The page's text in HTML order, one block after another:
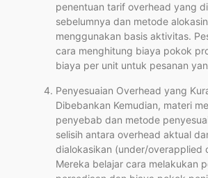
penentuan tarif overhead yang
sebelumnya dan metode
menggunakan basis aktivitas.
cara menghitung biaya pokok
biaya per unit untuk pesanan
Penyesuaian Overhead yang
Dibebankan Kemudian, materi
penyebab dan metode
selisih antara overhead aktual
dialokasikan (under/overapplied
Mereka belajar cara melakukan